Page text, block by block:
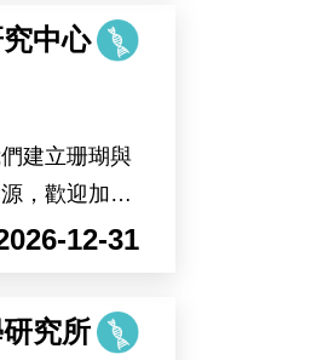
中心
建立珊瑚與
，歡迎加入
12-31
究所